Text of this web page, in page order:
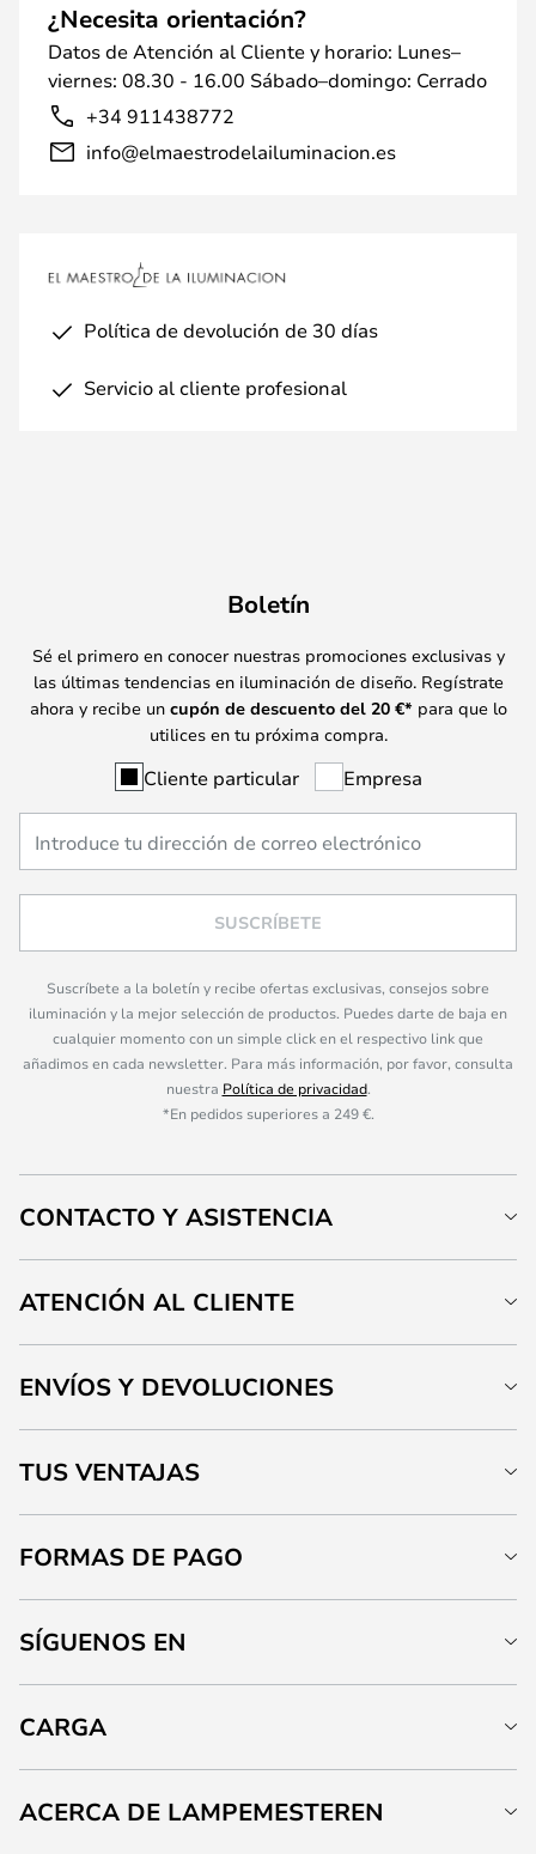
¿Necesita orientación?
Datos de Atención al Cliente y horario: Lunes–
viernes: 08.30 - 16.00 Sábado–domingo: Cerrado
+34 911438772
info@elmaestrodelailuminacion.es
Política de devolución de 30 días
Servicio al cliente profesional
Boletín
Sé el primero en conocer nuestras promociones exclusivas y
las últimas tendencias en iluminación de diseño. Regístrate
ahora y recibe un cupón de descuento del 20 €* para que lo
utilices en tu próxima compra.
Cliente particular Empresa
SUSCRÍBETE
Suscríbete a la boletín y recibe ofertas exclusivas, consejos sobre
iluminación y la mejor selección de productos. Puedes darte de baja en
cualquier momento con un simple click en el respectivo link que
añadimos en cada newsletter. Para más información, por favor, consulta
nuestra Política de privacidad.
*En pedidos superiores a 249 €.
CONTACTO Y ASISTENCIA
ATENCIÓN AL CLIENTE
ENVÍOS Y DEVOLUCIONES
TUS VENTAJAS
FORMAS DE PAGO
SÍGUENOS EN
CARGA
ACERCA DE LAMPEMESTEREN